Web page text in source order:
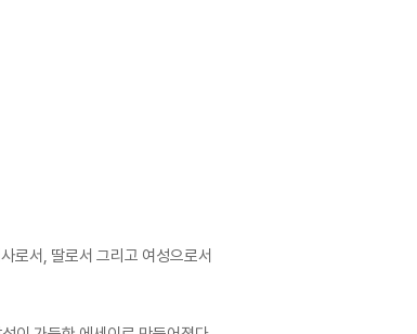
로서, 딸로서 그리고 여성으로서